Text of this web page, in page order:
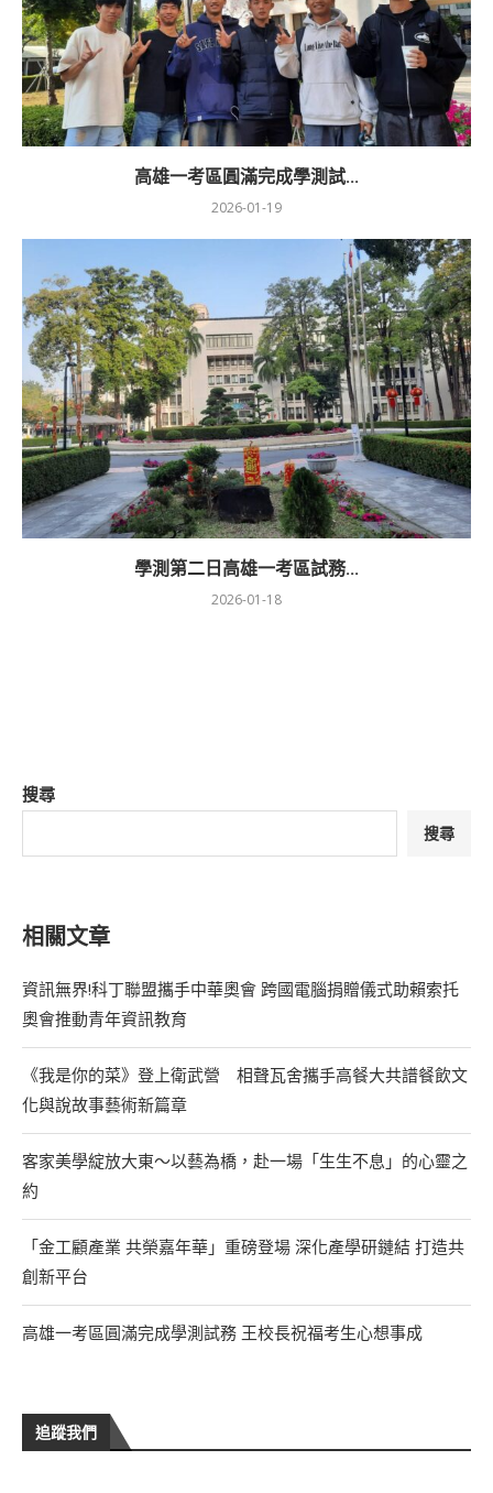
高雄一考區圓滿完成學測試...
2026-01-19
學測第二日高雄一考區試務...
2026-01-18
搜尋
搜尋
相關文章
資訊無界!科丁聯盟攜手中華奧會 跨國電腦捐贈儀式助賴索托
奧會推動青年資訊教育
《我是你的菜》登上衛武營 相聲瓦舍攜手高餐大共譜餐飲文
化與說故事藝術新篇章
客家美學綻放大東～以藝為橋，赴一場「生生不息」的心靈之
約
「金工顧產業 共榮嘉年華」重磅登場 深化產學研鏈結 打造共
創新平台
高雄一考區圓滿完成學測試務 王校長祝福考生心想事成
追蹤我們